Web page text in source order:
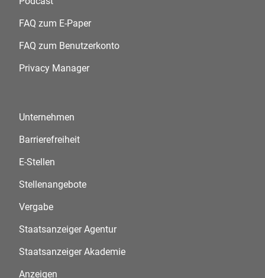
FAQ zum E-Paper
FAQ zum Benutzerkonto
Privacy Manager
Unternehmen
Barrierefreiheit
E-Stellen
Stellenangebote
Vergabe
Staatsanzeiger Agentur
Staatsanzeiger Akademie
Anzeigen